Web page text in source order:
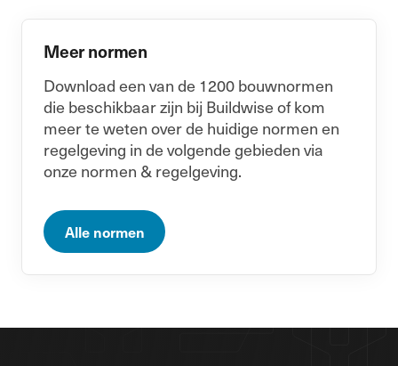
Meer normen
Download een van de 1200 bouwnormen
die beschikbaar zijn bij Buildwise of kom
meer te weten over de huidige normen en
regelgeving in de volgende gebieden via
onze normen & regelgeving.
Alle normen